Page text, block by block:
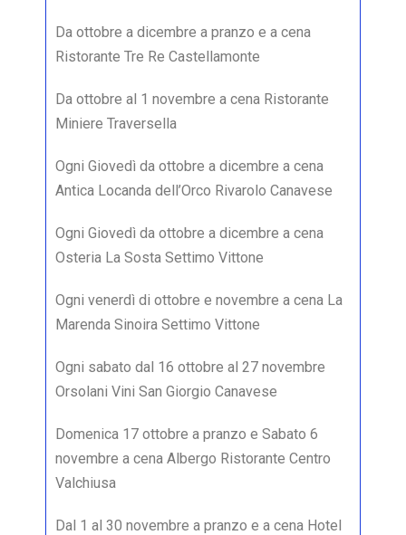
Da ottobre a dicembre a pranzo e a cena
Ristorante Tre Re Castellamonte
Da ottobre al 1 novembre a cena Ristorante
Miniere Traversella
Ogni Giovedì da ottobre a dicembre a cena
Antica Locanda dell’Orco Rivarolo Canavese
Ogni Giovedì da ottobre a dicembre a cena
Osteria La Sosta Settimo Vittone
Ogni venerdì di ottobre e novembre a cena La
Marenda Sinoira Settimo Vittone
Ogni sabato dal 16 ottobre al 27 novembre
Orsolani Vini San Giorgio Canavese
Domenica 17 ottobre a pranzo e Sabato 6
novembre a cena Albergo Ristorante Centro
Valchiusa
Dal 1 al 30 novembre a pranzo e a cena Hotel